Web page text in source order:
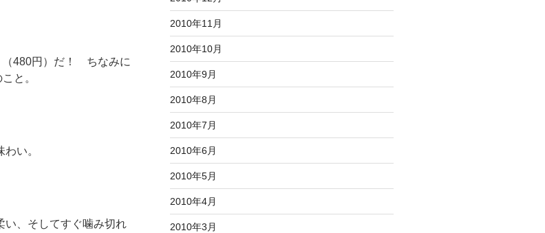
480円）だ！ ちなみに
と。
い。
、そしてすぐ噛み切れ
2010年11月
2010年10月
2010年9月
2010年8月
2010年7月
2010年6月
2010年5月
2010年4月
2010年3月